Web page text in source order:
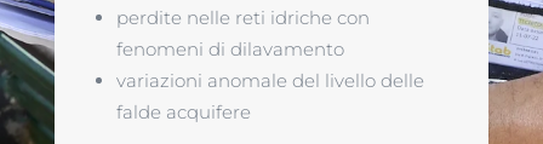
perdite nelle reti idriche con
fenomeni di dilavamento
variazioni anomale del livello delle
falde acquifere